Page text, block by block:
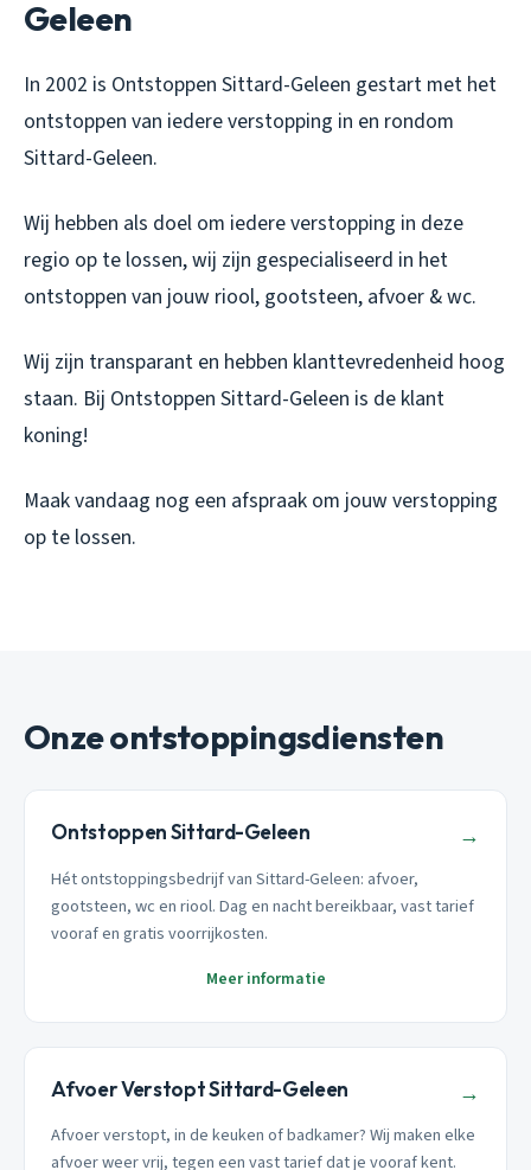
Geleen
In 2002 is Ontstoppen Sittard-Geleen gestart met het
ontstoppen van iedere verstopping in en rondom
Sittard-Geleen.
Wij hebben als doel om iedere verstopping in deze
regio op te lossen, wij zijn gespecialiseerd in het
ontstoppen van jouw riool, gootsteen, afvoer & wc.
Wij zijn transparant en hebben klanttevredenheid hoog
staan. Bij Ontstoppen Sittard-Geleen is de klant
koning!
Maak vandaag nog een afspraak om jouw verstopping
op te lossen.
Onze ontstoppingsdiensten
Ontstoppen Sittard-Geleen →
Hét ontstoppingsbedrijf van Sittard-Geleen: afvoer,
gootsteen, wc en riool. Dag en nacht bereikbaar, vast tarief
vooraf en gratis voorrijkosten.
Meer informatie
Afvoer Verstopt Sittard-Geleen →
Afvoer verstopt, in de keuken of badkamer? Wij maken elke
afvoer weer vrij, tegen een vast tarief dat je vooraf kent.